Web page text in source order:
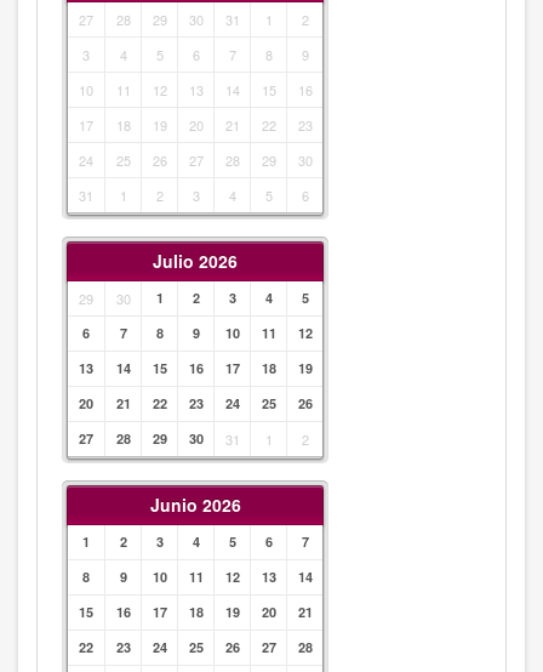
27 28 29 30 31 1
2
3
4 5 6 7 8
9
10
11 12 13 14 15
16
17
18 19 20 21 22
23
24
25 26 27 28 29
30
31
1 2 3 4 5 6
Julio 2026
29 30 1 2 3 4
5
6
7 8 9 10 11
12
13
14 15 16 17 18
19
20
21 22 23 24 25
26
27
28 29 30 31 1 2
Junio 2026
1 2 3 4 5 6
7
8
9 10 11 12 13
14
15
16 17 18 19 20
21
22
23 24 25 26 27
28